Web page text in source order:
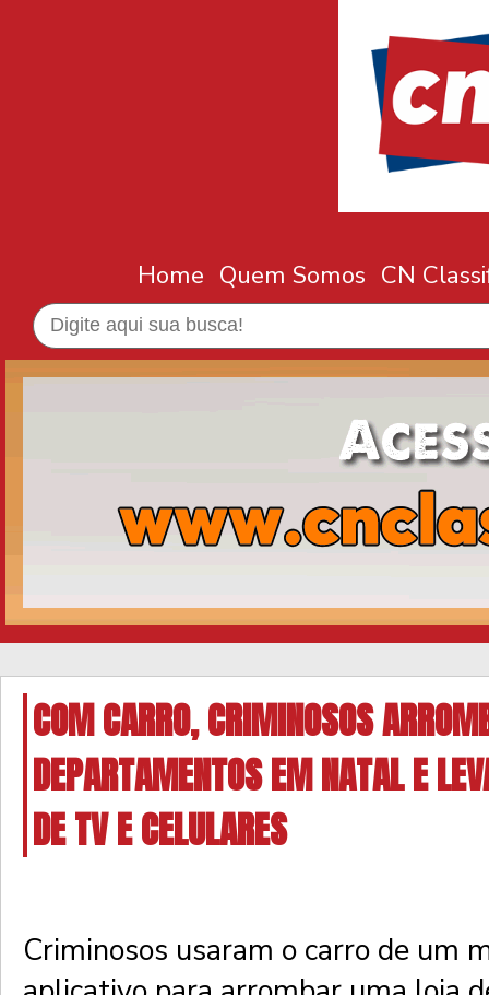
Home Quem Somos CN
COM CARRO, CRIMINOSOS
DEPARTAMENTOS EM NATAL E
DE TV E CELULARES
Criminosos usaram o carro de um